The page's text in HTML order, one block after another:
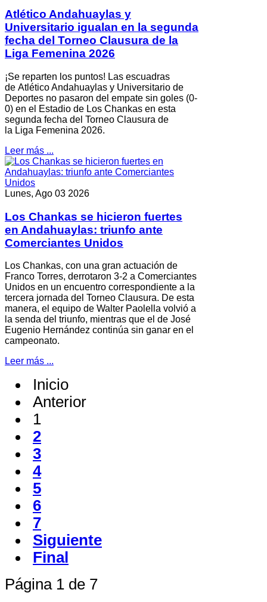
Atlético Andahuaylas y
Universitario igualan en la segunda
fecha del Torneo Clausura de la
Liga Femenina 2026
¡Se reparten los puntos! Las escuadras
de Atlético Andahuaylas y Universitario de
Deportes no pasaron del empate sin goles (0-
0) en el Estadio de Los Chankas en esta
segunda fecha del Torneo Clausura de
la Liga Femenina 2026.
Leer más ...
Lunes, Ago 03 2026
Los Chankas se hicieron fuertes
en Andahuaylas: triunfo ante
Comerciantes Unidos
Los Chankas, con una gran actuación de
Franco Torres, derrotaron 3-2 a Comerciantes
Unidos en un encuentro correspondiente a la
tercera jornada del Torneo Clausura. De esta
manera, el equipo de Walter Paolella volvió a
la senda del triunfo, mientras que el de José
Eugenio Hernández continúa sin ganar en el
campeonato.
Leer más ...
Inicio
Anterior
1
2
3
4
5
6
7
Siguiente
Final
Página 1 de 7